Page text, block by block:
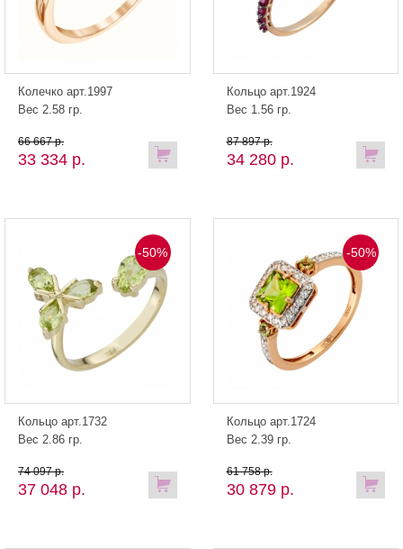
Колечко арт.1997
Вес 2.58 гр.
33 334 р.
66 667 р.
Кольцо арт.1924
Вес 1.56 гр.
34 280 р.
87 897 р.
-50%
Кольцо арт.1732
Вес 2.86 гр.
37 048 р.
74 097 р.
-50%
Кольцо арт.1724
Вес 2.39 гр.
30 879 р.
61 758 р.